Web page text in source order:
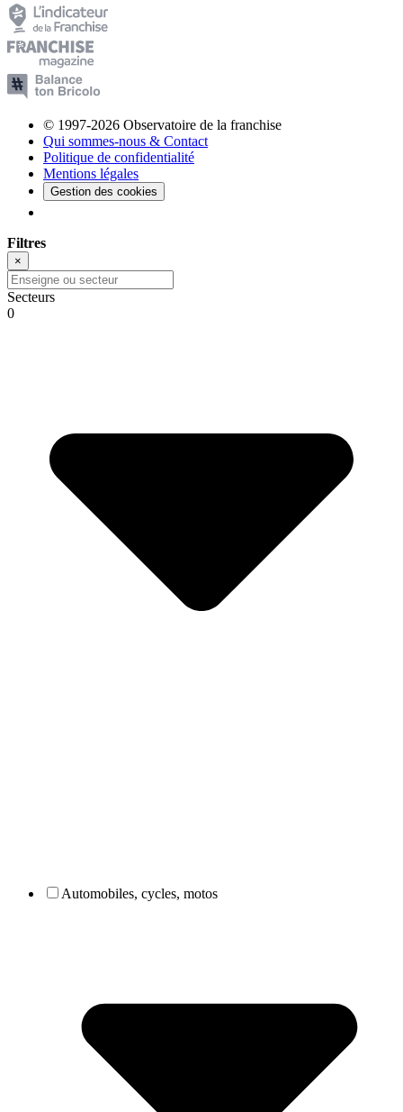
© 1997-2026 Observatoire de la franchise
Qui sommes-nous & Contact
Politique de confidentialité
Mentions légales
Gestion des cookies
Filtres
×
Secteurs
0
Automobiles, cycles, motos